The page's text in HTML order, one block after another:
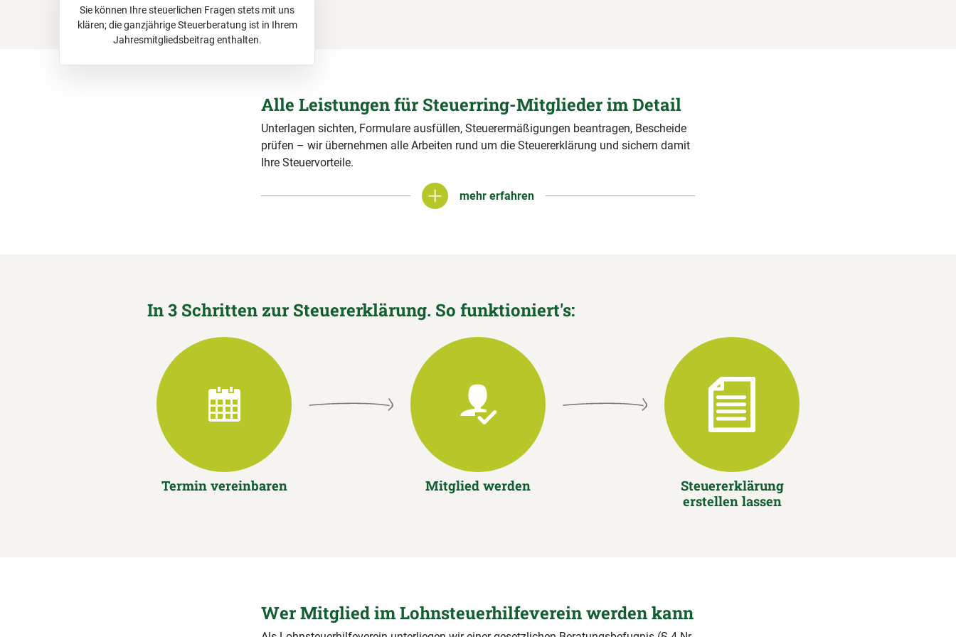
Alle Leistungen für Steuerring-Mitglieder im Detail
Unterlagen sichten, Formulare ausfüllen, Steuerermäßigungen beantragen, Bescheide
prüfen – wir übernehmen alle Arbeiten rund um die Steuererklärung und sichern damit
Ihre Steuervorteile.
mehr erfahren
mehr erfahren
In 3 Schritten zur Steuererklärung. So funktioniert's:
Termin vereinbaren Mitglied werden
Steuererklärung
erstellen lassen
Wer Mitglied im Lohnsteuerhilfeverein werden kann
Sie können Ihre steuerlichen Fragen stets mit uns
klären; die ganzjährige Steuerberatung ist in Ihrem
Jahresmitgliedsbeitrag enthalten.